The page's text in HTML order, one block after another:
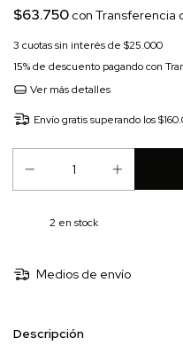
$63.750 con Transferencia
3 cuotas sin interés de $25.000
15% de descuento pagando con
Ver más detalles
Envío gratis superando los
2 en stock
Medios de envío
Descripción